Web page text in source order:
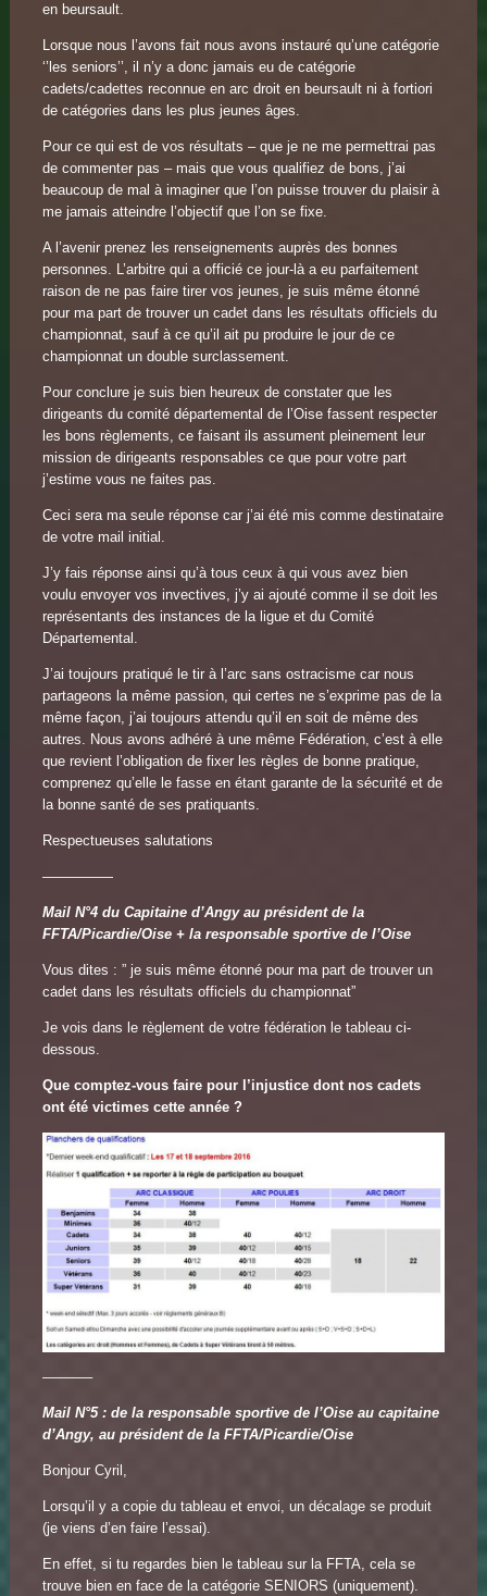
en beursault.
Lorsque nous l’avons fait nous avons instauré qu’une catégorie
‘’les seniors’’, il n’y a donc jamais eu de catégorie
cadets/cadettes reconnue en arc droit en beursault ni à fortiori
de catégories dans les plus jeunes âges.
Pour ce qui est de vos résultats – que je ne me permettrai pas
de commenter pas – mais que vous qualifiez de bons, j’ai
beaucoup de mal à imaginer que l’on puisse trouver du plaisir à
me jamais atteindre l’objectif que l’on se fixe.
A l’avenir prenez les renseignements auprès des bonnes
personnes. L’arbitre qui a officié ce jour-là a eu parfaitement
raison de ne pas faire tirer vos jeunes, je suis même étonné
pour ma part de trouver un cadet dans les résultats officiels du
championnat, sauf à ce qu’il ait pu produire le jour de ce
championnat un double surclassement.
Pour conclure je suis bien heureux de constater que les
dirigeants du comité départemental de l’Oise fassent respecter
les bons règlements, ce faisant ils assument pleinement leur
mission de dirigeants responsables ce que pour votre part
j’estime vous ne faites pas.
Ceci sera ma seule réponse car j’ai été mis comme destinataire
de votre mail initial.
J’y fais réponse ainsi qu’à tous ceux à qui vous avez bien
voulu envoyer vos invectives, j’y ai ajouté comme il se doit les
représentants des instances de la ligue et du Comité
Départemental.
J’ai toujours pratiqué le tir à l’arc sans ostracisme car nous
partageons la même passion, qui certes ne s’exprime pas de la
même façon, j’ai toujours attendu qu’il en soit de même des
autres. Nous avons adhéré à une même Fédération, c’est à elle
que revient l’obligation de fixer les règles de bonne pratique,
comprenez qu’elle le fasse en étant garante de la sécurité et de
la bonne santé de ses pratiquants.
Respectueuses salutations
—————
Mail N°4 du Capitaine d’Angy au président de la
FFTA/Picardie/Oise + la responsable sportive de l’Oise
Vous dites : ” je suis même étonné pour ma part de trouver un
cadet dans les résultats officiels du championnat”
Je vois dans le règlement de votre fédération le tableau ci-
dessous.
Que comptez-vous faire pour l’injustice dont nos cadets
ont été victimes cette année ?
———–
Mail N°5 : de la responsable sportive de l’Oise au capitaine
d’Angy, au président de la FFTA/Picardie/Oise
Bonjour Cyril,
Lorsqu’il y a copie du tableau et envoi, un décalage se produit
(je viens d’en faire l’essai).
En effet, si tu regardes bien le tableau sur la FFTA, cela se
trouve bien en face de la catégorie SENIORS (uniquement).